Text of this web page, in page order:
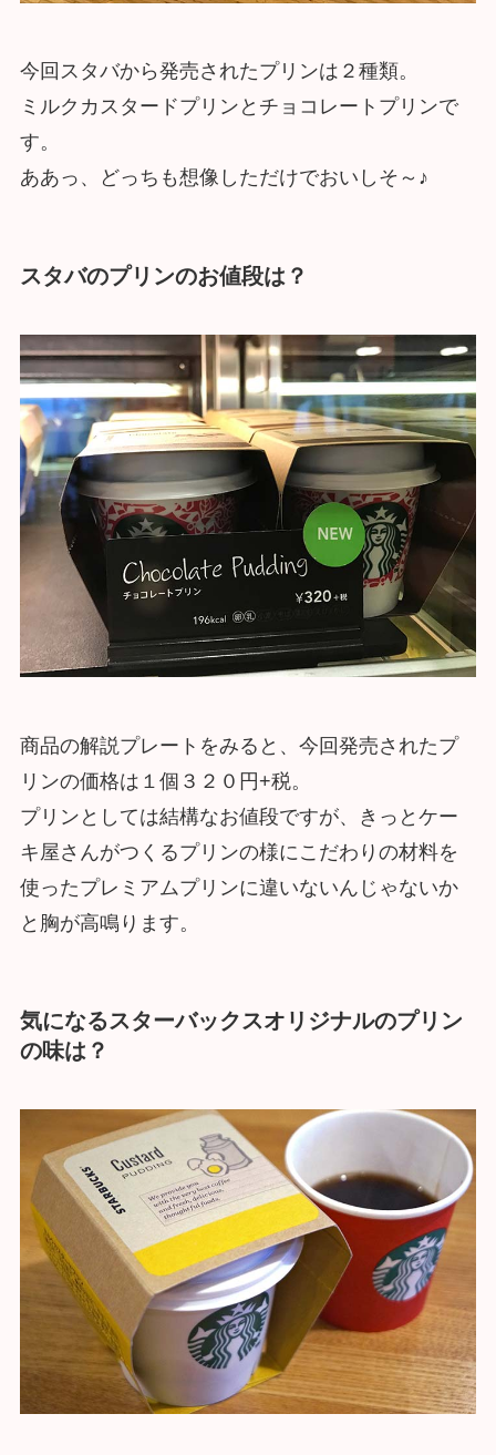
今回スタバから発売されたプリンは２種類。
ミルクカスタードプリンとチョコレートプリンで
す。
ああっ、どっちも想像しただけでおいしそ～♪
スタバのプリンのお値段は？
商品の解説プレートをみると、今回発売されたプ
リンの価格は１個３２０円+税。
プリンとしては結構なお値段ですが、きっとケー
キ屋さんがつくるプリンの様にこだわりの材料を
使ったプレミアムプリンに違いないんじゃないか
と胸が高鳴ります。
気になるスターバックスオリジナルのプリン
の味は？